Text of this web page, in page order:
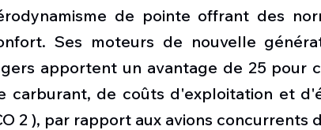
de pointe offrant des
Ses moteurs de nouvelle
apportent un avantage de 25 pour
carburant, de coûts d'exploitation et
2 ), par rapport aux avions